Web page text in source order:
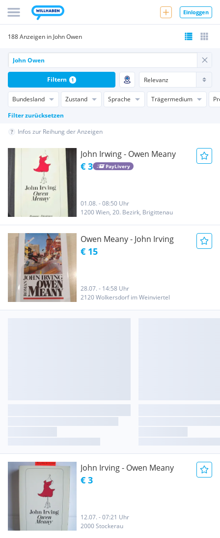
Einloggen
188 Anzeigen in John Owen
Bundesland Zustand Sprache Trägermedium
Filter zurücksetzen
Filtern 1
Infos zur Reihung der Anzeigen
John Irwing - Owen Meany
€ 3 PayLivery
01.08. - 08:50 Uhr
1200 Wien, 20. Bezirk, Brigittenau
Owen Meany - John Irving
€ 15
28.07. - 14:58 Uhr
2120 Wolkersdorf im Weinviertel
John Irving - Owen Meany
€ 3
12.07. - 07:21 Uhr
2000 Stockerau